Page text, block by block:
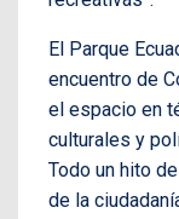
El Parque
encuentro de
el espacio en
culturales y
Todo un hito
de la